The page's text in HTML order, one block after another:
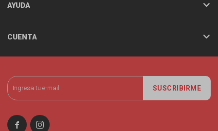
SUSCRIBIRME
 
AYUDA
CUENTA